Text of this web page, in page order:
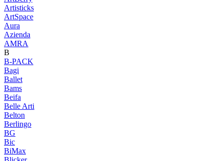
Artisticks
ArtSpace
Aura
Azienda
AМRA
B
B-PACK
Bagi
Ballet
Bams
Beifa
Belle Arti
Belton
Berlingo
BG
Bic
BiMax